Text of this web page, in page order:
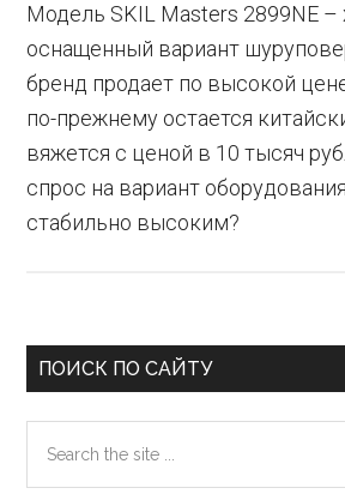
Модель SKIL Masters 2899NE –
оснащенный вариант
бренд продает по высокой
по-прежнему остается
вяжется с ценой в 10 тысяч
спрос на вариант
стабильно высоким?
Primary
ПОИСК ПО САЙТУ